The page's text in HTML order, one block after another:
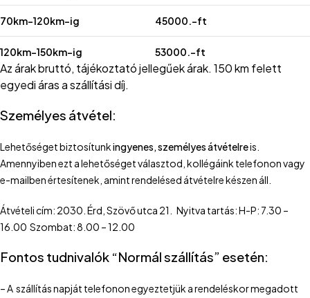
70km-120km-ig 45000.-ft
120km-150km-ig 53000.-ft
Az árak bruttó, tájékoztató jellegűek árak. 150 km felett
egyedi áras a szállítási díj.
Személyes átvétel:
Lehetőséget biztosítunkingyenes, személyes átvételreis.
Amennyiben ezt a lehetőséget választod, kollégáink telefonon vagy
e-mailben értesítenek, amint rendelésed átvételre készen áll.
Átvételi cím: 2030. Érd, Szövő utca 21. Nyitva tartás: H-P: 7.30 –
16.00 Szombat: 8.00 – 12.00
Fontos tudnivalók “Normál szállítás” esetén:
– A szállítás napját telefonon egyeztetjük a rendeléskor megadott